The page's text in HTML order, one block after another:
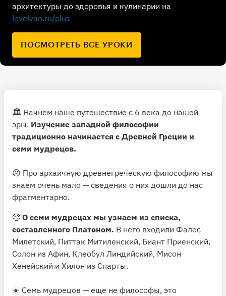
архитектуры до здоровья и кулинарии на
levelvan.ru/plus
ПОСМОТРЕТЬ ВСЕ УРОКИ
🏛 Начнем наше путешествие с 6 века до нашей
эры. Изучение западной философии
традиционно начинается с Древней Греции и
семи мудрецов.
☹ Про архаичную древнегреческую философию мы
знаем очень мало — сведения о них дошли до нас
фрагментарно.
🧐 О семи мудрецах мы узнаем из списка,
составленного Платоном. В него входили Фалес
Милетский, Питтак Митиленский, Биант Приенский,
Солон из Афин, Клеобул Линдийский, Мисон
Хенейский и Хилон из Спарты.
☀️ Семь мудрецов — еще не философы, это